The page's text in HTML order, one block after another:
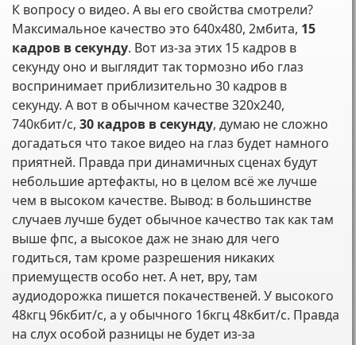
К вопросу о видео. А вы его свойства смотрели?
Максимальное качество это 640х480, 2мбита, 15
кадров в секунду. Вот из-за этих 15 кадров в
секунду оно и выглядит так тормозно ибо глаз
воспринимает приблизительно 30 кадров в
секунду. А вот в обычном качестве 320х240,
740кбит/с,30 кадров в секунду, думаю не сложно
догадаться что такое видео на глаз будет намного
приятней. Правда при динамичных сценах будут
небольшие артефакты, но в целом всё же лучше
чем в высоком качестве. Вывод: в большинстве
случаев лучше будет обычное качество так как там
выше фпс, а высокое даж не знаю для чего
годиться, там кроме разрешения никаких
приемуществ особо нет. А нет, вру, там
аудиодорожка пишется покачественей. У высокого
48кгц 96кбит/с, а у обычного 16кгц 48кбит/с. Правда
на слух особой разницы не будет из-за